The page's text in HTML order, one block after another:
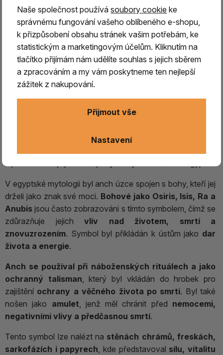
EGYPTSKÝ KŘÍŽ, ANCH barevná
patina, kámen /3
života, nesmrtelnosti a spojení mezi pozemským a
a patří mezi nejvýznamnější symboly starověkého Egypta.
V egyptské mytologii byl anch úzce spojen s bohy, kteří jej
drželi jako znak své moci. Bohové jako Osiris, Isis, Ra a
Anubis jsou často zobrazováni s tímto symbolem, čímž se
zdůrazňuje jejich vliv nad životem, smrtí a
znovuzrozením. Symbol byl přikládán k ústům jako dar
života a energie.
Anch se používal při náboženských rituálech a jako
ochranný talisman, který byl vkládán do hrobek pro
zajištění ochrany a věčného života po smrti. Byl také
nošen jako amulet, jenž měl chránit před nemocemi,
negativními vlivy a předčasnou smrtí.
Tento symbol lze nalézt na stěnách chrámů, freskách,
sarkofázích i papyrech, kde představoval sílu, vitalitu
Naše společnost používásoubory cookie ke
správnému fungování vašeho oblíbeného e-shopu,
k přizpůsobení obsahu stránek vašim potřebám, ke
statistickým a marketingovým účelům. Kliknutím na
tlačítko přijímám nám udělíte souhlas s jejich sběrem
a zpracováním a my vám poskytneme ten nejlepší
zážitek z nakupování.
Nastavení
Přijmout vše